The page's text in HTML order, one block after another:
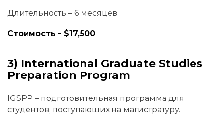
Длительность – 6 месяцев
Стоимость - $17,500
3) International Graduate Studies
Preparation Program
IGSPP – подготовительная программа для
студентов, поступающих на магистратуру.